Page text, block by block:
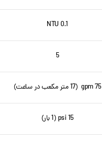
0.1 NTU
5
75 gpm (17 متر مکعب در ساعت)
15 psi (1 بار)